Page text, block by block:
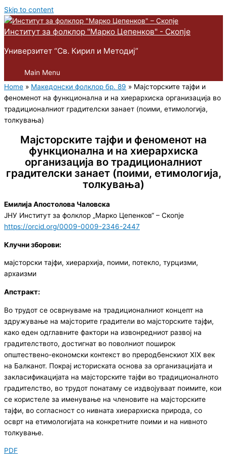
Skip to content
Институт за фолклор "Марко Цепенков" - Скопје
Универзитет “Св. Кирил и Методиј”
Main Menu
Home » Македонски фолклор бр. 89 » Мајсторските тајфи и
феноменот на функционална и на хиерархиска организација во
традиционалниот градителски занает (поими, етимологија,
толкувања)
Мајсторските тајфи и феноменот на
функционална и на хиерархиска
организација во традиционалниот
градителски занает (поими, етимологија,
толкувања)
Емилија Апостолова Чаловска
ЈНУ Институт за фолклор „Марко Цепенков“ – Скопје
https://orcid.org/0009-0009-2346-2447
Клучни зборови:
мајсторски тајфи, хиерархија, поими, потекло, турцизми,
архаизми
Апстракт:
Во трудот се осврнуваме на традиционалниот концепт на
здружување на мајсторите градители во мајсторските тајфи,
како еден одглавните фактори на извонредниот развој на
градителството, достигнат во поволниот поширок
општествено-економски контекст во преродбенскиот XIX век
на Балканот. Покрај историската основа за организацијата и
закласификацијата на мајсторските тајфи во традиционалното
градителство, во трудот понатаму се издвојуваат поимите, кои
се користеле за именување на членовите на мајсторските
тајфи, во согласност со нивната хиерархиска природа, со
осврт на етимологијата на конкретните поими и на нивното
толкување.
PDF